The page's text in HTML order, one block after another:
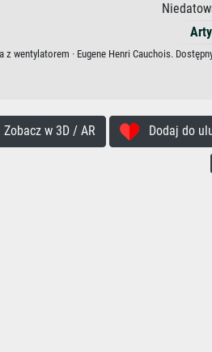
z wentylatorem · Eugene Henri Cauchois.
Zobacz w 3D / AR Dodaj do